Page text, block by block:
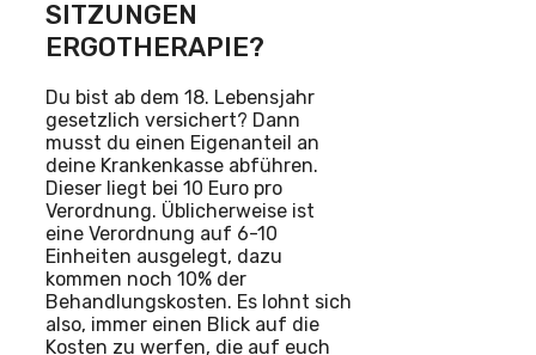
SITZUNGEN
ERGOTHERAPIE?
Du bist ab dem 18. Lebensjahr
gesetzlich versichert? Dann
musst du einen Eigenanteil an
deine Krankenkasse abführen.
Dieser liegt bei 10 Euro pro
Verordnung. Üblicherweise ist
eine Verordnung auf 6-10
Einheiten ausgelegt, dazu
kommen noch 10% der
Behandlungskosten. Es lohnt sich
also, immer einen Blick auf die
Kosten zu werfen, die auf euch